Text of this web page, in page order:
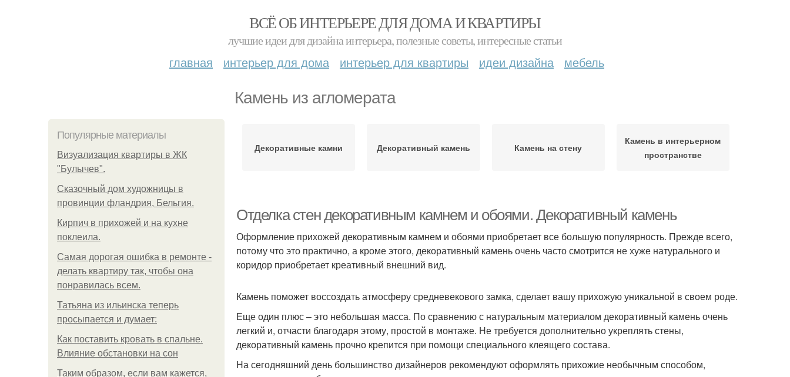
ВСЁ ОБ ИНТЕРЬЕРЕ ДЛЯ ДОМА И КВАРТИРЫ
лучшие идеи для дизайна интерьера, полезные советы, интересные статьи
главная интерьер для дома интерьер для квартиры идеи дизайна мебель
Камень из агломерата
Популярные материалы
Визуализация квартиры в ЖК
"Булычев".
Сказочный дом художницы в
провинции фландрия, Бельгия.
Кирпич в прихожей и на кухне
поклеила.
Самая дорогая ошибка в ремонте -
делать квартиру так, чтобы она
понравилась всем.
Татьяна из ильинска теперь
просыпается и думает:
Как поставить кровать в спальне.
Влияние обстановки на сон
Таким образом, если вам кажется,
Декоративные камни Декоративный камень Камень на стену
Камень в интерьерном
пространстве
Отделка стен декоративным камнем и обоями. Декоративный камень
Оформление прихожей декоративным камнем и обоями приобретает все большую популярность. Прежде всего,
потому что это практично, а кроме этого, декоративный камень очень часто смотрится не хуже натурального и
коридор приобретает креативный внешний вид.
Камень поможет воссоздать атмосферу средневекового замка, сделает вашу прихожую уникальной в своем роде.
Еще один плюс – это небольшая масса. По сравнению с натуральным материалом декоративный камень очень
легкий и, отчасти благодаря этому, простой в монтаже. Не требуется дополнительно укреплять стены,
декоративный камень прочно крепится при помощи специального клеящего состава.
На сегодняшний день большинство дизайнеров рекомендуют оформлять прихожие необычным способом,